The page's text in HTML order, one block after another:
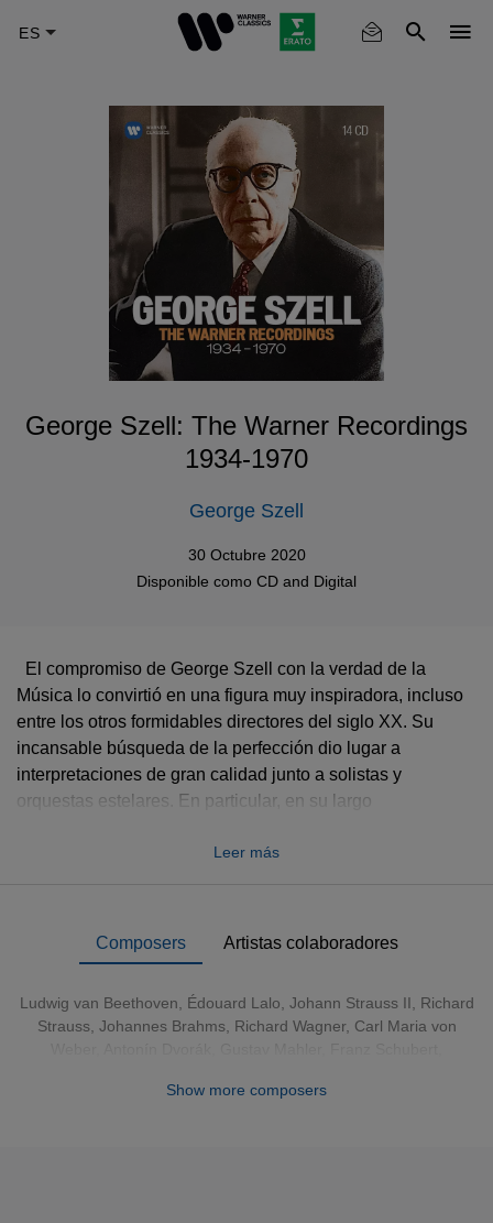
George Szell: The Warner Recordings
1934-1970
George Szell
30 Octubre 2020
Disponible como CD and Digital
Composers Artistas colaboradores
Ludwig van Beethoven Édouard Lalo Johann Strauss II
Richard
Strauss, Johannes Brahms, Richard Wagner, Carl Maria von
Show more composers
El compromiso de George Szell con la verdad de la
Música lo convirtió en una figura muy inspiradora, incluso
entre los otros formidables directores del siglo XX. Su
incansable búsqueda de la perfección dio lugar a
interpretaciones de gran calidad junto a solistas y
orquestas estelares. En particular, en su largo
Cleveland (1946-1970), la convirtió en uno de los grandes
icónicas como los
Vier letzte Lieder
de Strauss con
Schwarzkopf, los conciertos de Brahms con Oistrakh y
Beethoven con Gilels, incluye varias interpretaciones que
aparecen por primera vez en formato físico. Entre ellos, se
con Gilels y entrevistas con Szell y otras figuras
Leer más